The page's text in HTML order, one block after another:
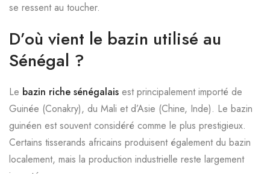
se ressent au toucher.
D’où vient le bazin utilisé au
Sénégal ?
Le bazin riche sénégalais est principalement importé de
Guinée (Conakry), du Mali et d’Asie (Chine, Inde). Le bazin
guinéen est souvent considéré comme le plus prestigieux.
Certains tisserands africains produisent également du bazin
localement, mais la production industrielle reste largement